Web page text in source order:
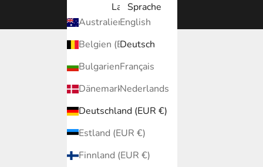
Land
Australien (EUR €)
Belgien (EUR €)
Bulgarien (EUR €)
Dänemark (EUR €)
Deutschland (EUR €)
Estland (EUR €)
Finnland (EUR €)
Sprache
English
Deutsch
Français
Nederlands